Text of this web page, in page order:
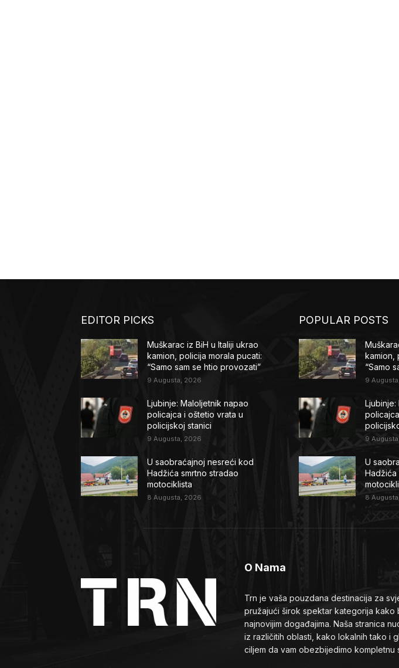
EDITOR PICKS
Muškarac iz BiH u Italiji ukrao
kamion, policija morala pucati:
“Samo sam se htio provozati”
9 Augusta, 2026
Ljubinje: Maloljetnik napao
policajca i oštetio vrata u
policijskoj stanici
9 Augusta, 2026
U saobraćajnoj nesreći kod
Hadžića smrtno stradao
motociklista
8 Augusta, 2026
POPULAR POSTS
kamion,
“Samo
9
9
U
Hadžića
8
O Nama
Trn je vaša pouzdana destinacija za
pružajući širok spektar kategorija kako
najnovijim događajima. Naša stranica
iz različitih oblasti, kako lokalnih tako i
ciljem da vam obezbijedimo kompletnu